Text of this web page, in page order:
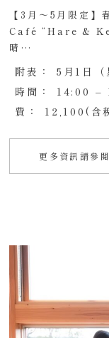
【3月～5月限定
Café “Hare &
晴…
附表：
5月1日（
時間：
14:00 –
費：
12,100(含
更多資訊請參閱